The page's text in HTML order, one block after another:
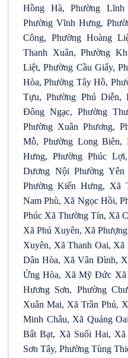
Hồng Hà, Phường
Phường Vĩnh Hưng,
Công, Phường Hoàng
Thanh Xuân, Phường
Liệt, Phường Cầu Giấy,
Hòa, Phường Tây Hồ,
Tựu, Phường Phú Diễn,
Đông Ngạc, Phường
Phường Xuân Phương,
Mỗ, Phường Long Biên,
Hưng, Phường Phúc
Dương Nội Phường Yên
Phường Kiến Hưng, Xã
Nam Phù, Xã Ngọc Hồi,
Phúc Xã Thường Tín, Xã
Xã Phú Xuyên, Xã
Xuyên, Xã Thanh Oai,
Dân Hòa, Xã Vân Đình,
Ứng Hòa, Xã Mỹ Đức Xã
Hương Sơn, Phường
Xuân Mai, Xã Trần Phú,
Minh Châu, Xã Quảng
Bất Bạt, Xã Suối Hai,
Sơn Tây, Phường Tùng